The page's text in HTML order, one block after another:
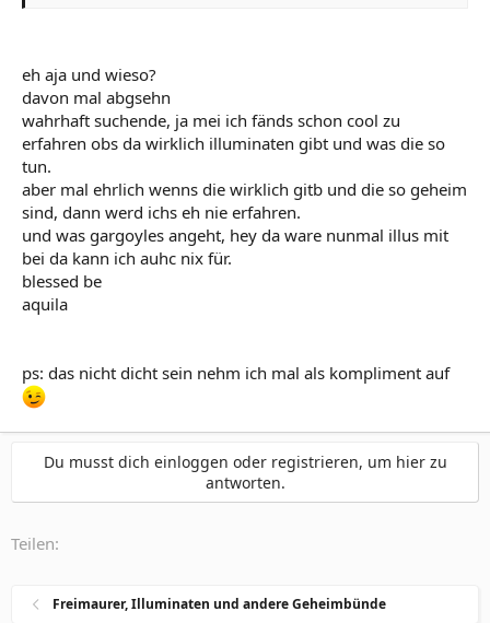
eh aja und wieso?
davon mal abgsehn
wahrhaft suchende, ja mei ich fänds schon cool zu
erfahren obs da wirklich illuminaten gibt und was die so
tun.
aber mal ehrlich wenns die wirklich gitb und die so geheim
sind, dann werd ichs eh nie erfahren.
und was gargoyles angeht, hey da ware nunmal illus mit
bei da kann ich auhc nix für.
blessed be
aquila
ps: das nicht dicht sein nehm ich mal als kompliment auf
Du musst dich einloggen oder registrieren, um hier zu
antworten.
Teilen:
Freimaurer, Illuminaten und andere Geheimbünde